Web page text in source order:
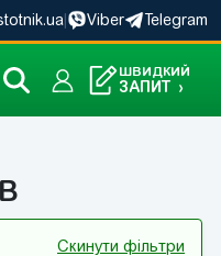
Viber Telegram
ШВИДКИЙ
ЗАПИТ ›
Скинути фільтри